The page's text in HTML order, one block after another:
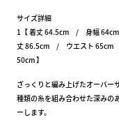
サイズ詳細
1【 着丈 64.5cm / 身幅
丈 86.5cm / ウエスト
50cm 】
ざっくりと編み上げたオーバー
種類の糸を組み合わせた深みの
ーします。